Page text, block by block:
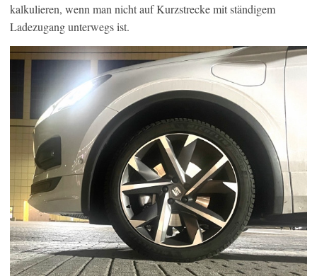
kalkulieren, wenn man nicht auf Kurzstrecke mit ständigem
Ladezugang unterwegs ist.